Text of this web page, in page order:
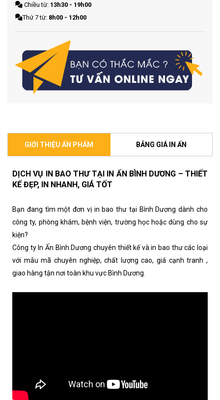
Chiều từ: 13h30 - 19h00
Thứ 7 từ: 8h00 - 12h00
GIỚI THIỆU ẤN PHẨM BẢNG GIÁ IN ẤN
DỊCH VỤ IN BAO THƯ TẠI IN ẤN BÌNH DƯƠNG – THIẾT
KẾ ĐẸP, IN NHANH, GIÁ TỐT
Bạn đang tìm một đơn vị in bao thư tại Bình Dương dành cho
công ty, phòng khám, bệnh viện, trường học hoặc dùng cho sự
kiện?
Công ty In Ấn Bình Dương chuyên thiết kế và in bao thư các loại
với mẫu mã chuyên nghiệp, chất lượng cao, giá cạnh tranh ,
giao hàng tận nơi toàn khu vực Bình Dương.